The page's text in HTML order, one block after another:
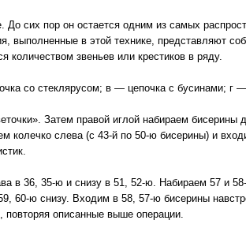
сих пор он остается одним из самых
выполненные в этой технике, представляют
звеньев или крестиков в ряду.
со стеклярусом; в — цепочка с бусинами; г
Затем правой иглой набираем бисерины
колечко слева (с 43-й по 50-ю бисерины) и
в 36, 35-ю и снизу в 51, 52-ю. Набираем 57 и
60-ю снизу. Входим в 58, 57-ю бисерины
описанные выше операции.